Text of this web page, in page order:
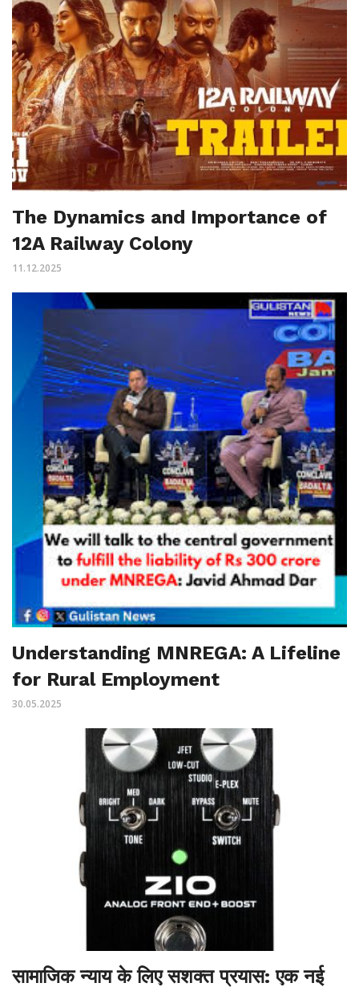
The Dynamics and Importance of
12A Railway Colony
11.12.2025
Understanding MNREGA: A Lifeline
for Rural Employment
30.05.2025
सामाजिक न्याय के लिए सशक्त प्रयास: एक नई